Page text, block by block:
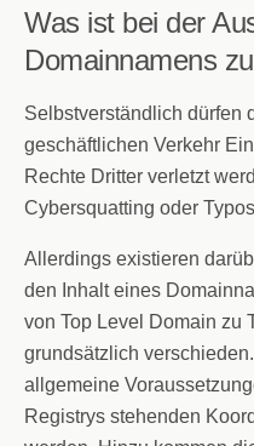
Was ist bei der
Domainnamens
Selbstverständlich dürfen
geschäftlichen Verkehr
Rechte Dritter verletzt
Cybersquatting oder
Allerdings existieren
den Inhalt eines
von Top Level Domain zu
grundsätzlich
allgemeine
Registrys stehenden